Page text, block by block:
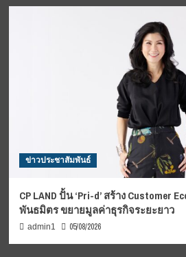
ข่าวประชาสัมพันธ์
CP LAND ปั้น ‘Pri-d’ สร้าง Customer
พันธมิตร ขยายมูลค่าธุรกิจระยะยาว
admin1 05/08/2026